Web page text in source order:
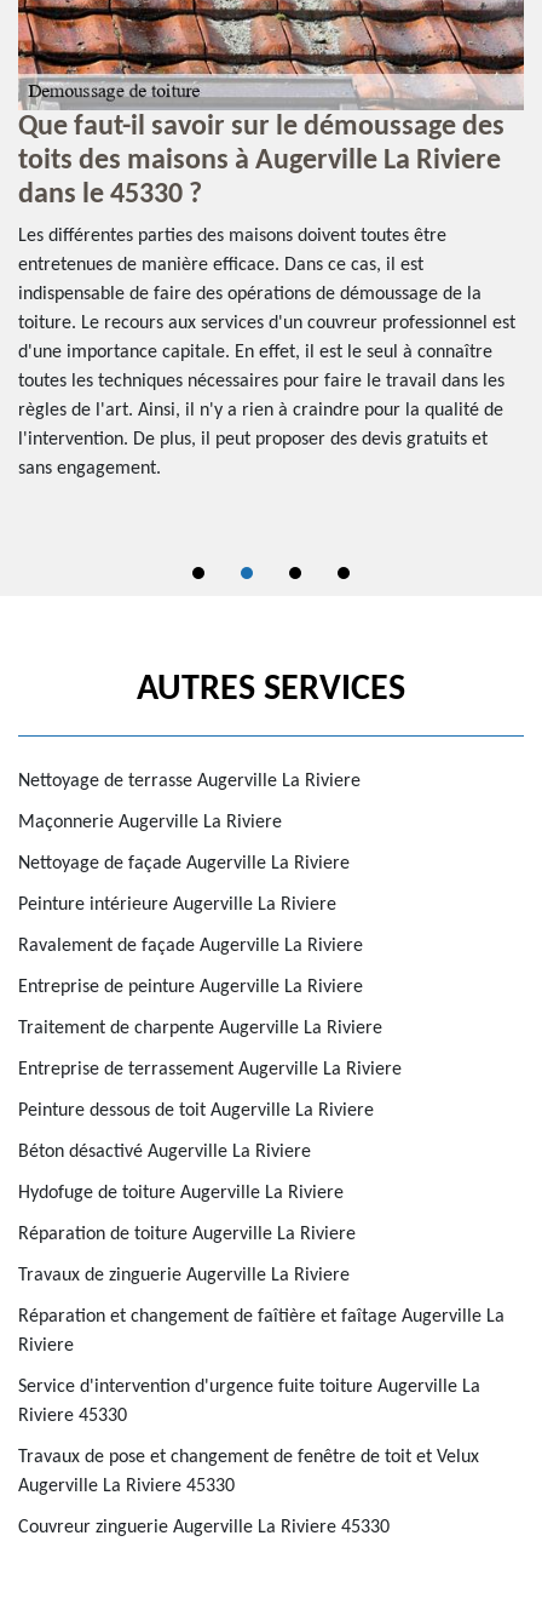
Que faut-il savoir sur le démoussage des
toits des maisons à Augerville La Riviere
dans le 45330 ?
Les différentes parties des maisons doivent toutes être
entretenues de manière efficace. Dans ce cas, il est
indispensable de faire des opérations de démoussage de la
toiture. Le recours aux services d'un couvreur professionnel est
d'une importance capitale. En effet, il est le seul à connaître
toutes les techniques nécessaires pour faire le travail dans les
règles de l'art. Ainsi, il n'y a rien à craindre pour la qualité de
l'intervention. De plus, il peut proposer des devis gratuits et
sans engagement.
AUTRES SERVICES
Nettoyage de terrasse Augerville La Riviere
Maçonnerie Augerville La Riviere
Nettoyage de façade Augerville La Riviere
Peinture intérieure Augerville La Riviere
Ravalement de façade Augerville La Riviere
Entreprise de peinture Augerville La Riviere
Traitement de charpente Augerville La Riviere
Entreprise de terrassement Augerville La Riviere
Peinture dessous de toit Augerville La Riviere
Béton désactivé Augerville La Riviere
Hydofuge de toiture Augerville La Riviere
Réparation de toiture Augerville La Riviere
Travaux de zinguerie Augerville La Riviere
Réparation et changement de faîtière et faîtage Augerville La
Riviere
Service d'intervention d'urgence fuite toiture Augerville La
Riviere 45330
Travaux de pose et changement de fenêtre de toit et Velux
Augerville La Riviere 45330
Couvreur zinguerie Augerville La Riviere 45330